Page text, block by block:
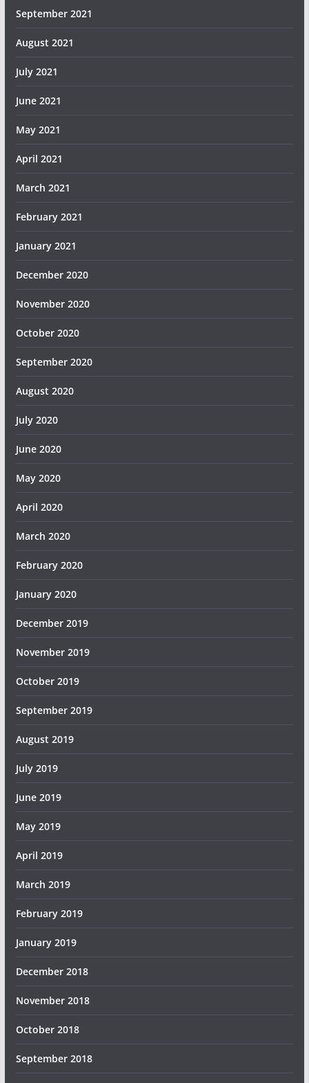
September 2021
August 2021
July 2021
June 2021
May 2021
April 2021
March 2021
February 2021
January 2021
December 2020
November 2020
October 2020
September 2020
August 2020
July 2020
June 2020
May 2020
April 2020
March 2020
February 2020
January 2020
December 2019
November 2019
October 2019
September 2019
August 2019
July 2019
June 2019
May 2019
April 2019
March 2019
February 2019
January 2019
December 2018
November 2018
October 2018
September 2018